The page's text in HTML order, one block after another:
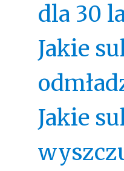
dla 30
Jakie
Jakie